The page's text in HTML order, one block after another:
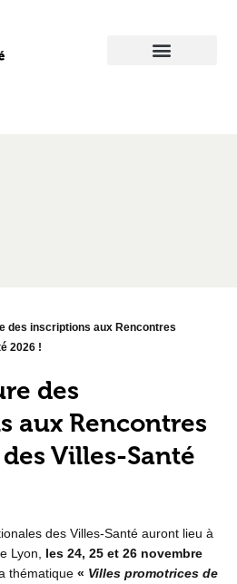
des inscriptions aux Rencontres
2026 !
des
aux Rencontres
Villes-Santé
des Villes-Santé auront lieu à
Lyon,
les 24, 25 et 26 novembre
thématique « Villes promotrices de